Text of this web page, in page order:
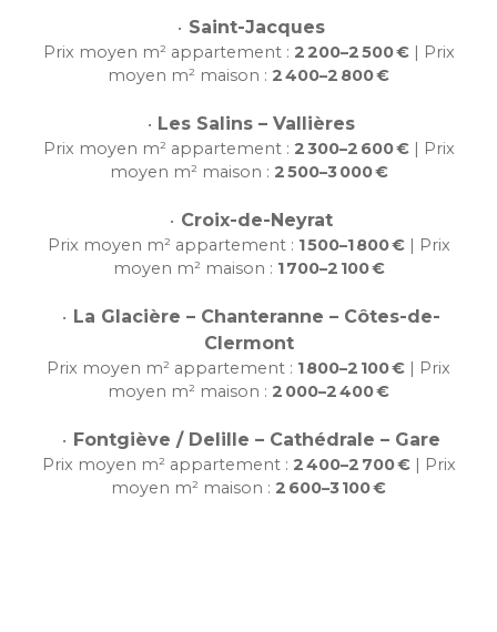
Saint-Jacques
Prix moyen m² appartement : 2 200–2 500 €| Prix
moyen m² maison : 2 400–2 800 €
Les Salins – Vallières
Prix moyen m² appartement : 2 300–2 600 €| Prix
moyen m² maison : 2 500–3 000 €
Croix-de-Neyrat
Prix moyen m² appartement : 1 500–1 800 €| Prix
moyen m² maison : 1 700–2 100 €
La Glacière – Chanteranne – Côtes-de-
Clermont
Prix moyen m² appartement : 1 800–2 100 € | Prix
moyen m² maison : 2 000–2 400 €
Fontgiève / Delille – Cathédrale – Gare
Prix moyen m² appartement : 2 400–2 700 €| Prix
moyen m² maison : 2 600–3 100 €